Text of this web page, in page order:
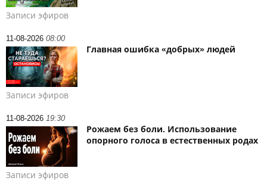
Записи эфиров
11-08-2026 08:00
Главная ошибка «добрых» людей
Записи эфиров
11-08-2026 19:30
Рожаем без боли. Использование
опорного голоса в естественных родах
Записи эфиров